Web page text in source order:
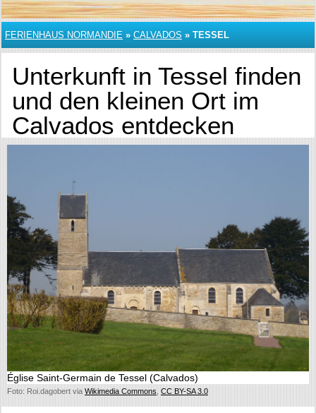
FERIENHAUS NORMANDIE » CALVADOS » TESSEL
Unterkunft in Tessel finden
und den kleinen Ort im
Calvados entdecken
Église Saint-Germain de Tessel (Calvados)
Foto: Roi.dagobert via Wikimedia Commons CC BY-SA 3.0